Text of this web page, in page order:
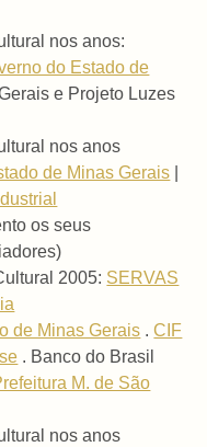
nos anos:
do Estado de
e Projeto Luzes
nos anos
de Minas Gerais
os seus
2005: SERVAS
de Minas Gerais .CIF
. Banco do Brasil
M. de São
nos anos